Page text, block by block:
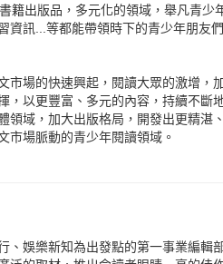
籍出版品，多元化的領域，舉凡青
資訊...等都能帶領時下的青少年朋友
市場的快速興起，閱讀大眾的激增，
，以更豐富、多元的內容，持續不斷
領域，加大出版格局，開發出更精湛
市場脈動的青少年閱讀領域。
、娛樂新知為出發點的第一事業編輯